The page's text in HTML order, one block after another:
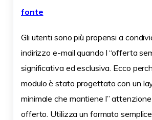
fonte
Gli utenti sono più propensi a
indirizzo e-mail quando l “offerta
significativa ed esclusiva. Ecco
modulo è stato progettato con un
minimale che mantiene l”
offerto. Utilizza un formato